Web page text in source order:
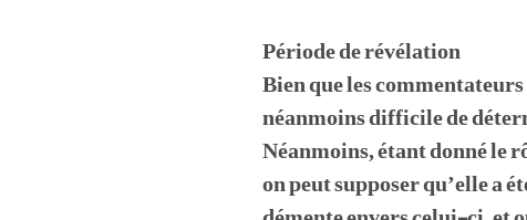
Période de révélation
Bien que les
néanmoins difficile de
Néanmoins, étant donné le
on peut supposer qu’elle a